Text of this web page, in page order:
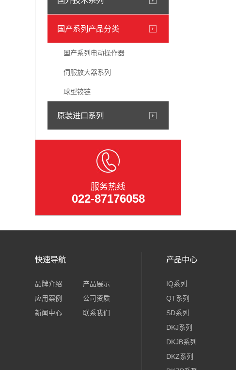
国产系列产品分类
国产系列电动操作器
伺服放大器系列
球型铰链
原装进口系列
服务热线
022-87176058
快速导航
品牌介绍
产品展示
应用案例
公司资质
新闻中心
联系我们
产品中心
IQ系列
QT系列
SD系列
DKJ系列
DKJB系列
DKZ系列